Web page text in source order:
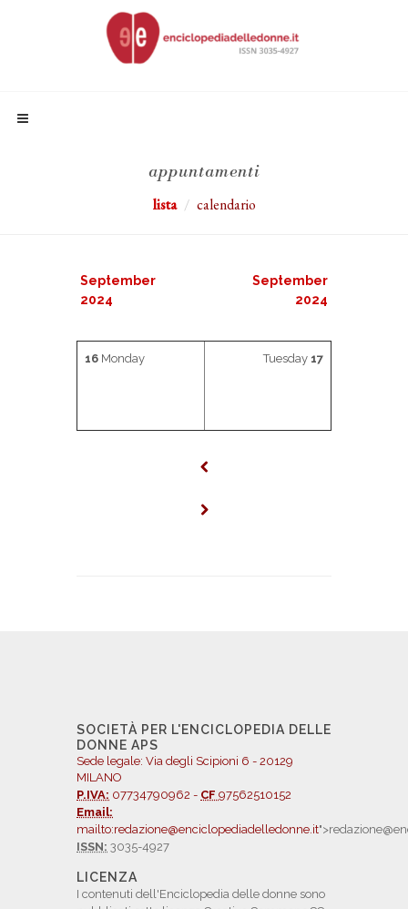
appuntamenti
lista calendario
September
2024
September
2024
16 Monday Tuesday 17
SOCIETÀ PER L'ENCICLOPEDIA DELLE
DONNE APS
Sede legale: Via degli Scipioni 6 - 20129
MILANO
P.IVA: 07734790962 - CF 97562510152
Email:
mailto:redazione@enciclopediadelledonne.it
ISSN: 3035-4927
LICENZA
I contenuti dell'Enciclopedia delle donne sono